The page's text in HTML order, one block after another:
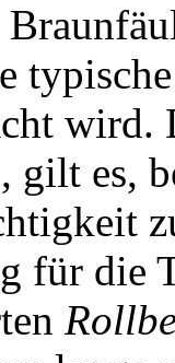
wird.
gilt es,
für die